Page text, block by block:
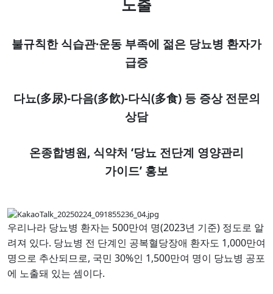
노출
불규칙한 식습관·운동 부족에 젊은 당뇨병 환자가
급증
다뇨(多尿)-다음(多飮)-다식(多食) 등 증상 전문의
상담
온종합병원 , 식약처 ‘당뇨 전단계 영양관리
가이드’ 홍보
우리나라 당뇨병 환자는 500만여 명(2023년 기준) 정도로 알
려져 있다. 당뇨병 전 단계인 공복혈당장애 환자도 1,000만여
명으로 추산되므로, 국민 30%인 1,500만여 명이 당뇨병 공포
에 노출돼 있는 셈이다.